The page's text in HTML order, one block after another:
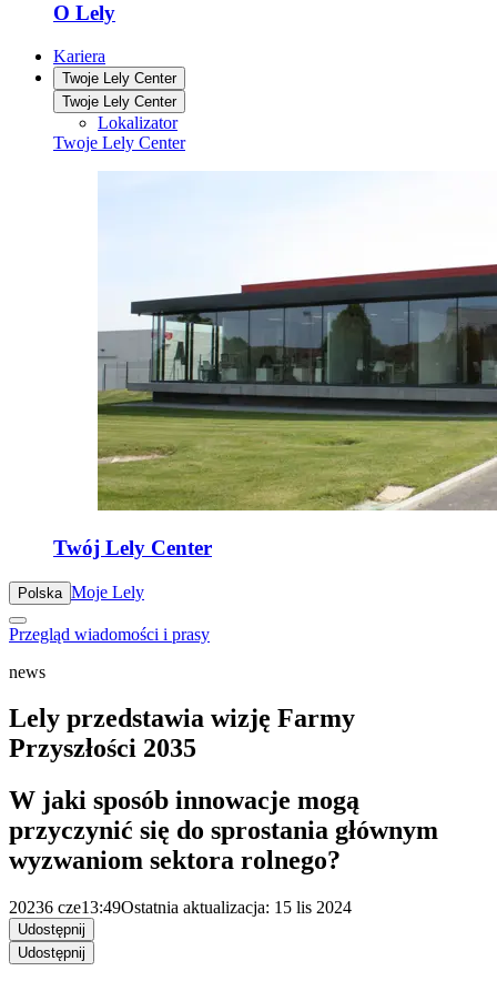
O Lely
Kariera
Twoje Lely Center
Twoje Lely Center
Lokalizator
Twoje Lely Center
Twój Lely Center
Polska Moje Lely
Przegląd wiadomości i prasy
news
Lely przedstawia wizję Farmy
Przyszłości 2035
W jaki sposób innowacje mogą
przyczynić się do sprostania głównym
wyzwaniom sektora rolnego?
20236 cze13:49Ostatnia aktualizacja: 15 lis 2024
Udostępnij
Udostępnij